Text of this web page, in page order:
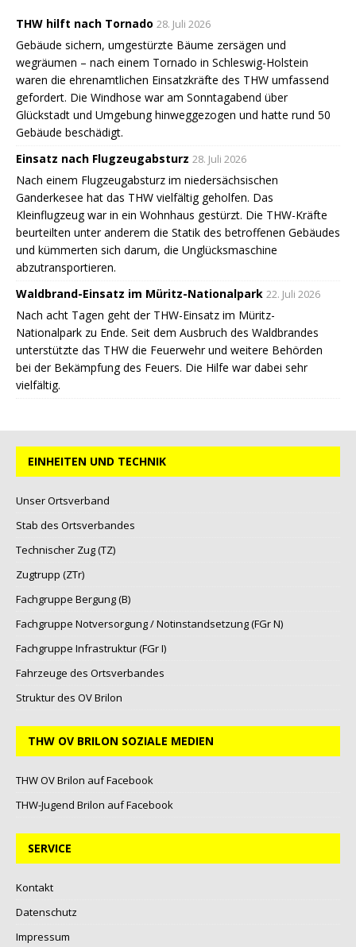
THW hilft nach Tornado 28. Juli 2026
Gebäude sichern, umgestürzte Bäume zersägen und
wegräumen – nach einem Tornado in Schleswig-Holstein
waren die ehrenamtlichen Einsatzkräfte des THW umfassend
gefordert. Die Windhose war am Sonntagabend über
Glückstadt und Umgebung hinweggezogen und hatte rund 50
Gebäude beschädigt.
Einsatz nach Flugzeugabsturz 28. Juli 2026
Nach einem Flugzeugabsturz im niedersächsischen
Ganderkesee hat das THW vielfältig geholfen. Das
Kleinflugzeug war in ein Wohnhaus gestürzt. Die THW-Kräfte
beurteilten unter anderem die Statik des betroffenen Gebäudes
und kümmerten sich darum, die Unglücksmaschine
abzutransportieren.
Waldbrand-Einsatz im Müritz-Nationalpark 22. Juli 2026
Nach acht Tagen geht der THW-Einsatz im Müritz-
Nationalpark zu Ende. Seit dem Ausbruch des Waldbrandes
unterstützte das THW die Feuerwehr und weitere Behörden
bei der Bekämpfung des Feuers. Die Hilfe war dabei sehr
vielfältig.
EINHEITEN UND TECHNIK
Unser Ortsverband
Stab des Ortsverbandes
Technischer Zug (TZ)
Zugtrupp (ZTr)
Fachgruppe Bergung (B)
Fachgruppe Notversorgung / Notinstandsetzung (FGr N)
Fachgruppe Infrastruktur (FGr I)
Fahrzeuge des Ortsverbandes
Struktur des OV Brilon
THW OV BRILON SOZIALE MEDIEN
THW OV Brilon auf Facebook
THW-Jugend Brilon auf Facebook
SERVICE
Kontakt
Datenschutz
Impressum